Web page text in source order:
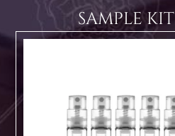
SAMPLE KIT